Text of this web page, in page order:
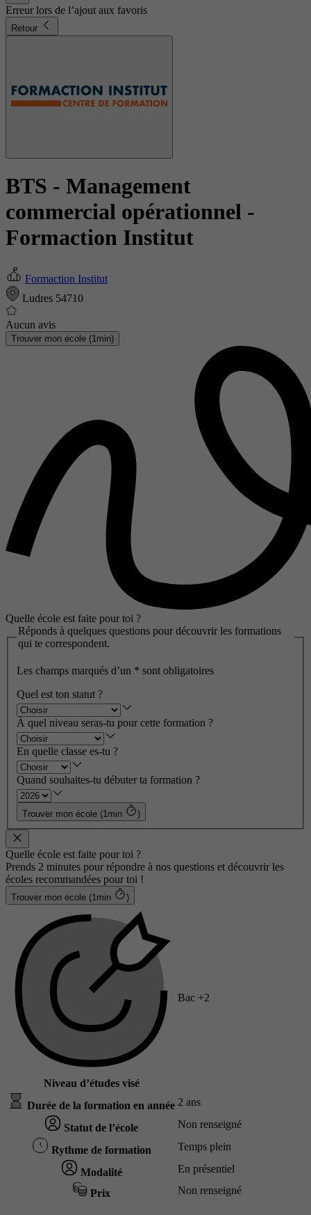
Erreur lors de l’ajout aux favoris
Retour
BTS - Management
commercial opérationnel -
Formaction Institut
Formaction Institut
Ludres 54710
Aucun avis
Trouver mon école (1min)
Quelle école est faite pour toi ?
Réponds à quelques questions pour découvrir les formations
qui te correspondent.
Les champs marqués d’un * sont obligatoires
Quel est ton statut ?
À quel niveau seras-tu pour cette formation ?
En quelle classe es-tu ?
Quand souhaites-tu débuter ta formation ?
Trouver mon école (1min )
Quelle école est faite pour toi ?
Prends 2 minutes pour répondre à nos questions et découvrir les
écoles recommandées pour toi !
Trouver mon école (1min )
Niveau d’études visé
Bac +2
Durée de la formation en année 2 ans
Statut de l’école Non renseigné
Rythme de formation Temps plein
Modalité En présentiel
Prix Non renseigné